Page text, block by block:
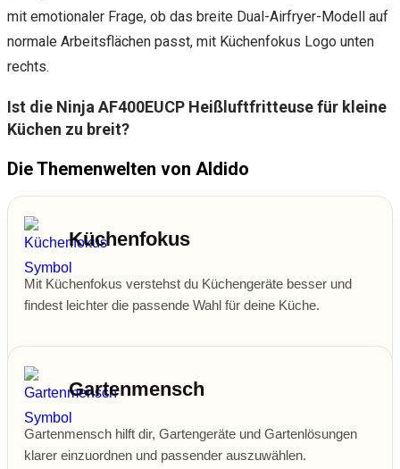
Ist die Ninja AF400EUCP Heißluftfritteuse für kleine
Küchen zu breit?
Die Themenwelten von Aldido
Küchenfokus
Mit Küchenfokus verstehst du Küchengeräte besser und
findest leichter die passende Wahl für deine Küche.
Gartenmensch
Gartenmensch hilft dir, Gartengeräte und Gartenlösungen
klarer einzuordnen und passender auszuwählen.